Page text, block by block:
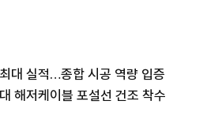
대 실적…종합 시공 역량 입증
해저케이블 포설선 건조 착수